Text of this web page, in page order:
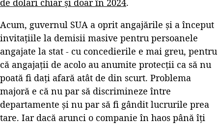
Acum, guvernul SUA a oprit angajările și a început
invitațiile la demisii masive pentru persoanele
angajate la stat - cu concedierile e mai greu, pentru
că angajații de acolo au anumite protecții ca să nu
poată fi dați afară atât de din scurt. Problema
majoră e că nu par să discrimineze între
departamente și nu par să fi gândit lucrurile prea
tare. Iar dacă arunci o companie în haos până îți